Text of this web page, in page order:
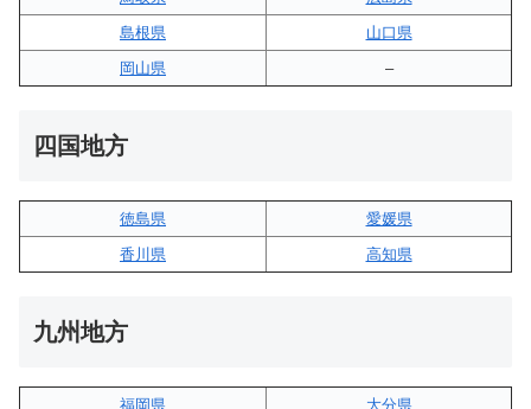
島根県
山口県
岡山県
–
四国地方
徳島県
愛媛県
香川県
高知県
九州地方
福岡県 大分県